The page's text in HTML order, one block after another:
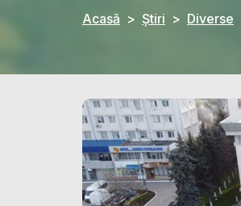
Acasă Știri Diverse